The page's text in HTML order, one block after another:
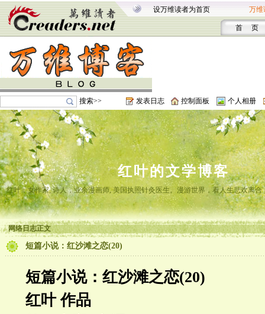
设万维读者为首页 万维
首 页
搜索>> 发表日志 控制面板 个人相册
红叶的文学博客
红叶，女作家, 诗人，业余漫画师, 美国执照针灸医生。漫游世界，看人生悲欢离
网络日志正文
短篇小说：红沙滩之恋(20)
短篇小说：红沙滩之恋(20)
红叶 作品